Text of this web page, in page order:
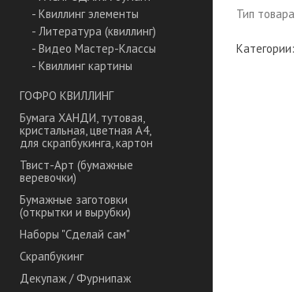
- Квиллинг элементы
- Литература (квиллинг)
- Видео Мастер-Классы
- Квиллинг картины
ГОФРО КВИЛЛИНГ
Бумага ХАНДИ, тутовая,
кристальная, цветная А4,
для скрапбукинга, картон
Твист-Арт (бумажные
веревочки)
Бумажные заготовки
(открытки и вырубки)
Наборы "Сделай сам"
Скрапбукинг
Декупаж / Фурнипаж
Тип товара
Категории: